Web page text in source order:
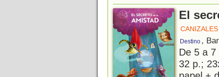
El
CANIZALES
Destino ,
De 5 a
32 p.;